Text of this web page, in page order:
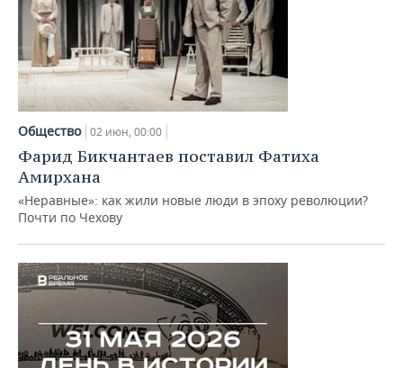
Общество 02 июн, 00:00
Фарид Бикчантаев поставил Фатиха
Амирхана
«Неравные»: как жили новые люди в эпоху революции?
Почти по Чехову